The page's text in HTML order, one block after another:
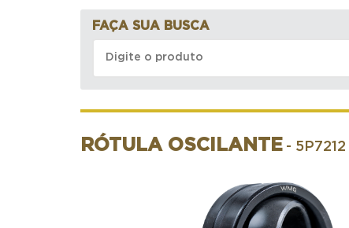
FAÇA SUA BUSCA
RÓTULA OSCILANTE - 5P7212